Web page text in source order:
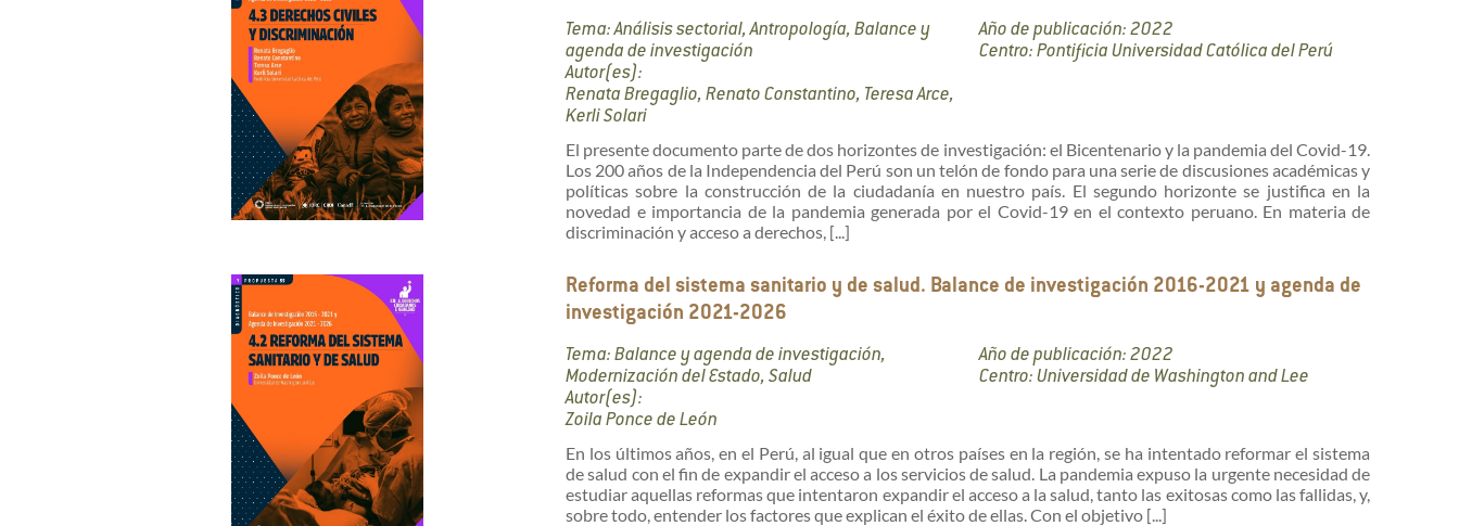
Tema: Análisis sectorial, Antropología, Balance y
agenda de investigación
Autor(es):
Renata Bregaglio, Renato Constantino, Teresa Arce,
Kerli Solari
Año de publicación: 2022
Centro: Pontificia Universidad Católica del Perú
El presente documento parte de dos horizontes de investigación: el Bicentenario y la pandemia del Covid-19.
Los 200 años de la Independencia del Perú son un telón de fondo para una serie de discusiones académicas y
políticas sobre la construcción de la ciudadanía en nuestro país. El segundo horizonte se justifica en la
novedad e importancia de la pandemia generada por el Covid-19 en el contexto peruano. En materia de
discriminación y acceso a derechos, [...]
Reforma del sistema sanitario y de salud. Balance de investigación 2016-2021 y agenda de
investigación 2021-2026
Tema: Balance y agenda de investigación,
Modernización del Estado, Salud
Autor(es):
Zoila Ponce de León
Año de publicación: 2022
Centro: Universidad de Washington and Lee
En los últimos años, en el Perú, al igual que en otros países en la región, se ha intentado reformar el sistema
de salud con el fin de expandir el acceso a los servicios de salud. La pandemia expuso la urgente necesidad de
estudiar aquellas reformas que intentaron expandir el acceso a la salud, tanto las exitosas como las fallidas, y,
sobre todo, entender los factores que explican el éxito de ellas. Con el objetivo [...]